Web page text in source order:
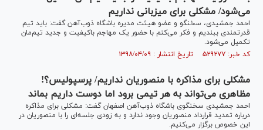
می‌شود/ مشکلی برای میزبانی نداریم
احمد جمشیدی، سخنگو و عضو هیئت مدیره باشگاه ذوب‌آهن گفت: باید تیم
قدرتمندی ببندیم و فکر می‌کنم با حضور یک مهاجم باکیفیت و جدید تیم‌مان
تکمیل می‌شود.
کد خبر: ۵۲۹۲۷۷ تاریخ انتشار : ۱۳۹۸/۰۴/۰۹
مشکلی برای مذاکره با منصوریان نداریم/ پرسپولیس؟!
مظاهری می‌تواند به هر تیمی برود اما دوست داریم بماند
احمد جمشیدی سخنگوی باشگاه ذوب‌آهن اصفهان گفت: مشکلی برای مذاکره
درباره تمدید قرارداد منصوریان وجود ندارد و به زودی جلسه‌ای را با منصوریان در
این خصوص برگزار می‌کنیم.